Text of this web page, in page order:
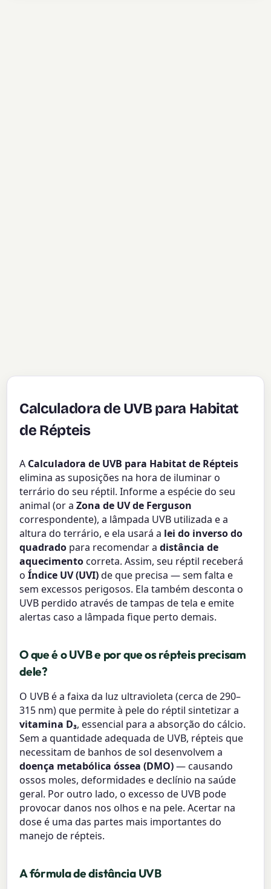
Calculadora de UVB para Habitat
de Répteis
A Calculadora de UVB para Habitat de Répteis
elimina as suposições na hora de iluminar o
terrário do seu réptil. Informe a espécie do seu
animal (or aZona de UV de Ferguson
correspondente), a lâmpada UVB utilizada e a
altura do terrário, e ela usará a lei do inverso do
quadrado para recomendar adistância de
aquecimentocorreta. Assim, seu réptil receberá
oÍndice UV (UVI)de que precisa — sem falta e
sem excessos perigosos. Ela também desconta o
UVB perdido através de tampas de tela e emite
alertas caso a lâmpada fique perto demais.
O que é o UVB e por que os répteis precisam
dele?
O UVB é a faixa da luz ultravioleta (cerca de 290–
315 nm) que permite à pele do réptil sintetizar a
vitamina D₃, essencial para a absorção do cálcio.
Sem a quantidade adequada de UVB, répteis que
necessitam de banhos de sol desenvolvem a
doença metabólica óssea (DMO)— causando
ossos moles, deformidades e declínio na saúde
geral. Por outro lado, o excesso de UVB pode
provocar danos nos olhos e na pele. Acertar na
dose é uma das partes mais importantes do
manejo de répteis.
A fórmula de distância UVB